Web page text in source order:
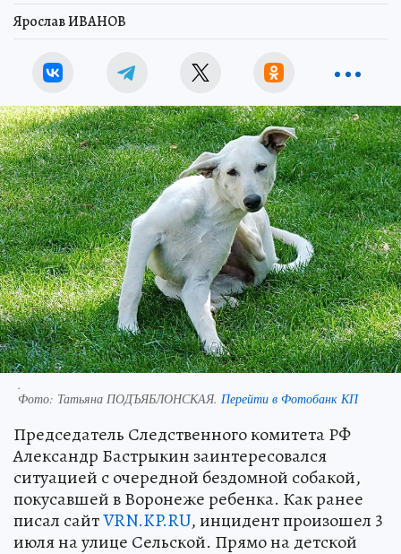
Ярослав ИВАНОВ
.
Фото: Татьяна ПОДЪЯБЛОНСКАЯ. Перейти в Фотобанк КП
Председатель Следственного комитета РФ
Александр Бастрыкин заинтересовался
ситуацией с очередной бездомной собакой,
покусавшей в Воронеже ребенка. Как ранее
писал сайтVRN.KP.RU, инцидент произошел 3
июля на улице Сельской. Прямо на детской